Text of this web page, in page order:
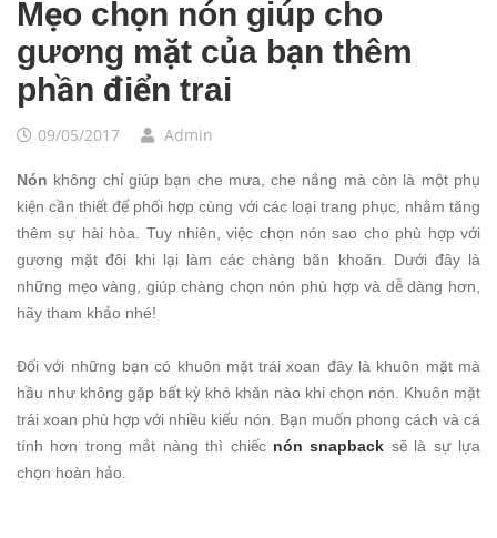
Mẹo chọn nón giúp cho
gương mặt của bạn thêm
phần điển trai
09/05/2017 Admin
Nón không chỉ giúp bạn che mưa, che nắng mà còn là một phụ
kiện cần thiết để phối hợp cùng với các loại trang phục, nhằm tăng
thêm sự hài hòa. Tuy nhiên, việc chọn nón sao cho phù hợp với
gương mặt đôi khi lại làm các chàng băn khoăn. Dưới đây là
những mẹo vàng, giúp chàng chọn nón phù hợp và dễ dàng hơn,
hãy tham khảo nhé!
Đối với những bạn có khuôn mặt trái xoan đây là khuôn mặt mà
hầu như không gặp bất kỳ khó khăn nào khi chọn nón. Khuôn mặt
trái xoan phù hợp với nhiều kiểu nón. Bạn muốn phong cách và cá
tính hơn trong mắt nàng thì chiếc nón snapback sẽ là sự lựa
chọn hoàn hảo.